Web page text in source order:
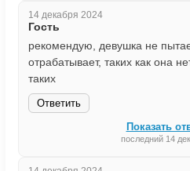
14 декабря 2024
Гость
рекомендую, девушка не
отрабатывает, таких как она
таких
Ответить
Показать
последний 14